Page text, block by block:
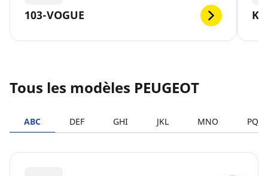
103-VOGUE
Tous les modèles PEUGEOT
ABC DEF GHI JKL MNO PQRS